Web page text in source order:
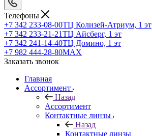
Телефоны
+7 342 233-08-00ТЦ Колизей-Атриум, 1 эт
+7 342 233-21-21ТЦ Айсберг, 1 эт
+7 342 241-14-40ТЦ Домино, 1 эт
+7 982 444-28-80MAX
Заказать звонок
Главная
Ассортимент
Назад
Ассортимент
Контактные линзы
Назад
Контактные линзы